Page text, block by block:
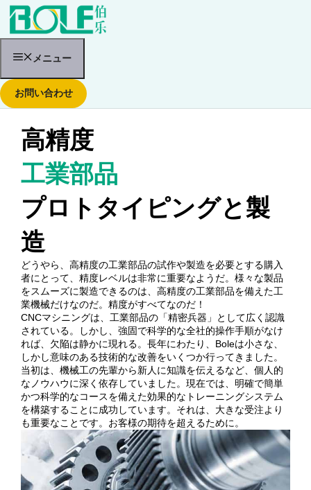
ス
キ
ッ
メニュー
お問い合わせ
高精度
工業部品
プロトタイピングと製
造
どうやら、高精度の工業部品の試作や製造を必要とする購入
者にとって、精度レベルは非常に重要なようだ。様々な製品
をスムーズに製造できるのは、高精度の工業部品を備えた工
業機械だけなのだ。精度がすべてなのだ！
CNCマシニングは、工業部品の「精密兵器」として広く認識
されている。しかし、強固で科学的な全社的操作手順がなけ
れば、欠陥は静かに現れる。長年にわたり、Boleは小さな、
しかし意味のある技術的な改善をいくつか行ってきました。
当初は、機械工の先輩から新人に知識を伝えるなど、個人的
なノウハウに深く依存していました。現在では、明確で簡単
かつ科学的なコースを備えた効果的なトレーニングシステム
を構築することに成功しています。それは、大きな受注より
も重要なことです。お客様の期待を超えるために。